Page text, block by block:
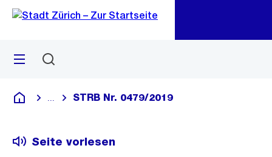
Navigation
Sprunglink
Menü
Deutsch
Blende alle Breadcrumbs ein
STRB Nr. 0479/2019
Seite vorlesen